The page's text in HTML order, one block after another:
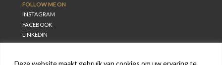
Deze website maakt gebruik van cookies om uw ervaring te
FOLLOW ME ON
INSTAGRAM
FACEBOOK
LINKEDIN